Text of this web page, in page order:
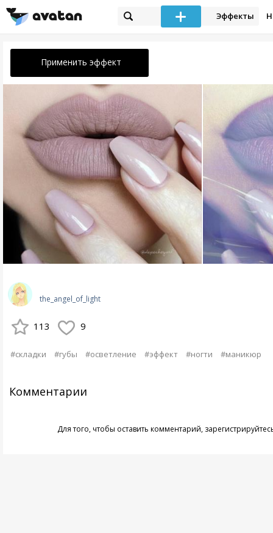
Эффекты
Применить эффект
the_angel_of_light
113 9
#складки #губы #осветление #эффект #ногти #маникюр
Комментарии
Для того, чтобы оставить комментарий,